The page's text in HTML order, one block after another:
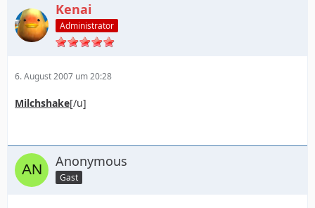
Kenai
Administrator
6. August 2007 um 20:28
Milchshake[/u]
Anonymous
Gast